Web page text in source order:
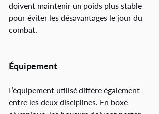
doivent maintenir un poids plus stable
pour éviter les désavantages le jour du
combat.
Équipement
L’équipement utilisé diffère également
entre les deux disciplines. En boxe